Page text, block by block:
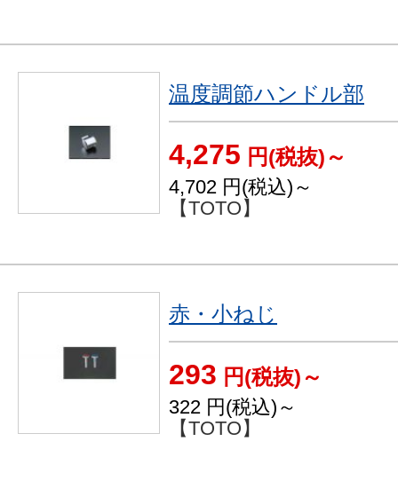
温度調節ハンドル部
4,275 円(税抜)～
4,702 円(税込)～
【TOTO】
赤・小ねじ
293 円(税抜)～
322 円(税込)～
【TOTO】